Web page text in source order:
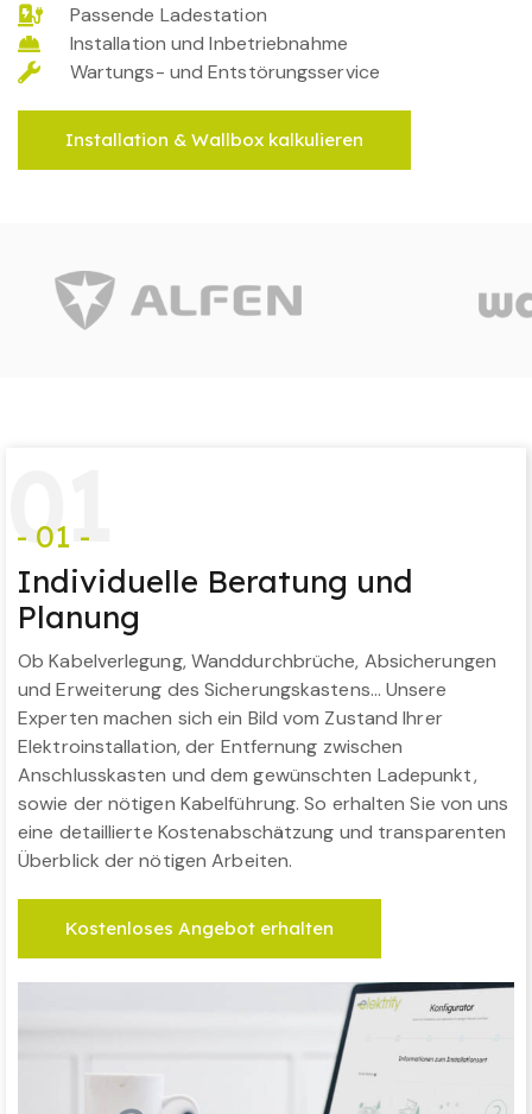
Passende Ladestation
Installation und Inbetriebnahme
Wartungs- und Entstörungsservice
Installation & Wallbox kalkulieren
01
- 01 -
Individuelle Beratung und
Planung
Ob Kabelverlegung, Wanddurchbrüche, Absicherungen
und Erweiterung des Sicherungskastens… Unsere
Experten machen sich ein Bild vom Zustand Ihrer
Elektroinstallation, der Entfernung zwischen
Anschlusskasten und dem gewünschten Ladepunkt,
sowie der nötigen Kabelführung. So erhalten Sie von uns
eine detaillierte Kostenabschätzung und transparenten
Überblick der nötigen Arbeiten.
Kostenloses Angebot erhalten